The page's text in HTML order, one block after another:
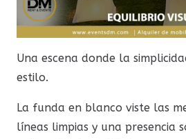
Una escena donde la
estilo.
La funda en blanco viste las
líneas limpias y una presencia